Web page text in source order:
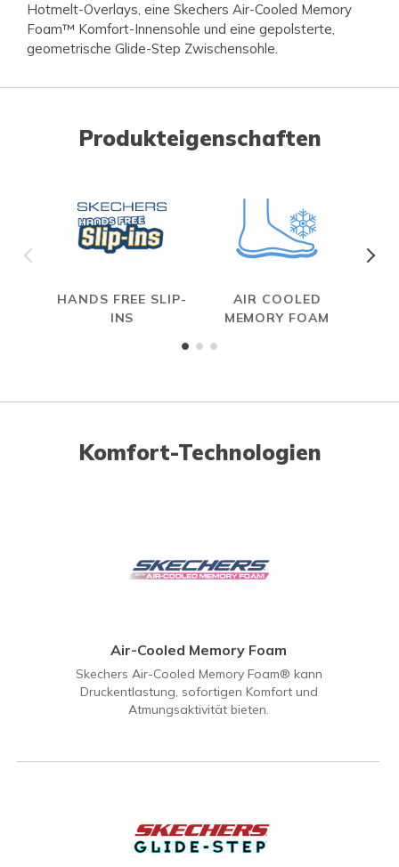
Hotmelt-Overlays, eine Skechers Air-Cooled Memory
Foam™ Komfort-Innensohle und eine gepolsterte,
geometrische Glide-Step Zwischensohle.
Produkteigenschaften
HANDS FREE SLIP-
INS
AIR COOLED
MEMORY FOAM
Komfort-Technologien
Air-Cooled Memory Foam
Skechers Air-Cooled Memory Foam® kann
Druckentlastung, sofortigen Komfort und
Atmungsaktivität bieten.